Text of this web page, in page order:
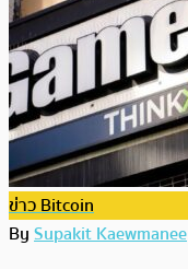
ข่าว Bitcoin
BySupakit Kaewmanee